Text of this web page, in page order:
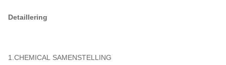
Detaillering
1.CHEMICAL SAMENSTELLING